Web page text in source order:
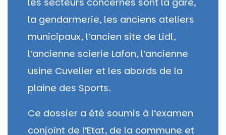
la gendarmerie, les anciens ateliers
municipaux, l’ancien site de Lidl,
l’ancienne scierie Lafon, l’ancienne
usine Cuvelier et les abords de la
plaine des Sports.
Ce dossier a été soumis à l’examen
conjoint de l’Etat, de la commune et